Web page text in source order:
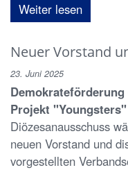
Weiter lesen
Neuer Vorstand
23. Juni 2025
Projekt "Youngsters"
Diözesanausschuss
neuen Vorstand und
vorgestellten